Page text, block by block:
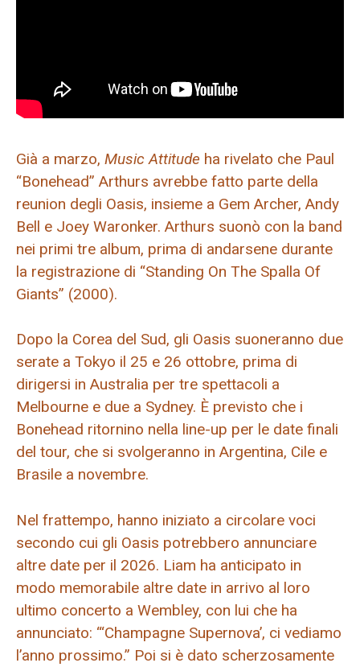
Già a marzo, Music Attitude ha rivelato che Paul
“Bonehead” Arthurs avrebbe fatto parte della
reunion degli Oasis, insieme a Gem Archer, Andy
Bell e Joey Waronker. Arthurs suonò con la band
nei primi tre album, prima di andarsene durante
la registrazione di “Standing On The Spalla Of
Giants” (2000).
Dopo la Corea del Sud, gli Oasis suoneranno due
serate a Tokyo il 25 e 26 ottobre, prima di
dirigersi in Australia per tre spettacoli a
Melbourne e due a Sydney. È previsto che i
Bonehead ritornino nella line-up per le date finali
del tour, che si svolgeranno in Argentina, Cile e
Brasile a novembre.
Nel frattempo, hanno iniziato a circolare voci
secondo cui gli Oasis potrebbero annunciare
altre date per il 2026. Liam ha anticipato in
modo memorabile altre date in arrivo al loro
ultimo concerto a Wembley, con lui che ha
annunciato: “‘Champagne Supernova’, ci vediamo
l’anno prossimo.” Poi si è dato scherzosamente